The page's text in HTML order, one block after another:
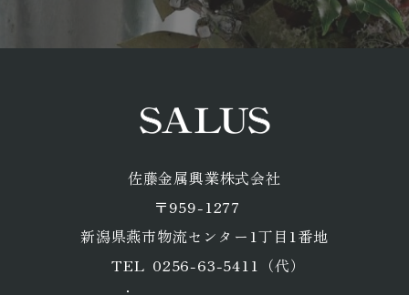
佐藤金属興業株式会社
〒959-1277
​​​​​​​新潟県燕市物流センター1丁目1番地
TEL 0256-63-5411 （代）